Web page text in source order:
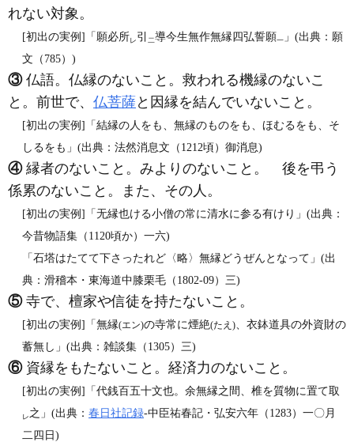
れない対象。
[初出の実例]「願必所レ 引 二導今生無作無縁四弘誓願一 」(出典：願
文（785）)
③仏語。仏縁のないこと。救われる機縁のないこ
と。前世で、 仏菩薩 と因縁を結んでいないこと。
[初出の実例]「結縁の人をも、無縁のものをも、ほむるをも、そ
しるをも」(出典：法然消息文（1212頃）御消息)
④縁者のないこと。みよりのないこと。 後を弔う
係累のないこと。また、その人。
[初出の実例]「无縁也ける小僧の常に清水に参る有けり」(出典：
今昔物語集（1120頃か）一六)
「石塔はたてて下さったれど〈略〉無縁どうぜんとなって」(出
典：滑稽本・東海道中膝栗毛（1802‐09）三)
⑤寺で、檀家や信徒を持たないこと。
[初出の実例]「無縁(エン)の寺常に煙絶(たえ)
、衣鉢道具の外資財の
蓄無し」(出典：雑談集（1305）三)
⑥資縁をもたないこと。経済力のないこと。
[初出の実例]「代銭百五十文也。余無縁之間、椎を質物に置て取
レ 之」(出典： 春日社記録‐中臣祐春記・弘安六年（1283）一〇月
二四日)